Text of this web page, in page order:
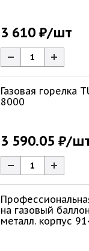
3 610 ₽/шт
Газовая горелка
8000
3 590.05 ₽/
на газовый
металл. корпус